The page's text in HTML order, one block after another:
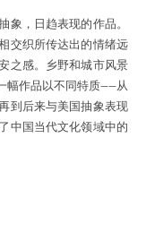
象，日趋表现的作品。
交织所传达出的情绪远
之感。乡野和城市风景
幅作品以不同特质——从
到后来与美国抽象表现
中国当代文化领域中的